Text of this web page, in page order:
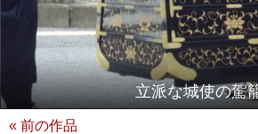
立派な城使の駕
« 前の作品